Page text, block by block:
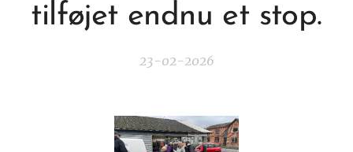
tilføjet endnu et stop.
23-02-2026